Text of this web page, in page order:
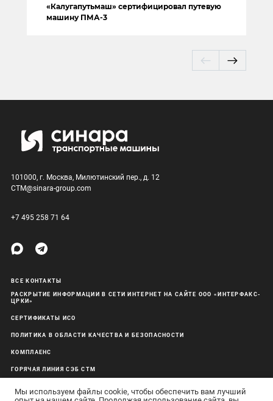
«Калугапутьмаш» сертифицировал путевую
машину ПМА-3
101000, г. Москва, Милютинский пер., д. 12
CTM@sinara-group.com
+7 495 258 71 64
ВСЕ КОНТАКТЫ
РАСКРЫТИЕ ИНФОРМАЦИИ В СЕТИ ИНТЕРНЕТ НА САЙТЕ ООО «ИНТЕРФАКС-
ЦРКИ»
СЕРТИФИКАТЫ ИСО
ПОЛИТИКА В ОБЛАСТИ КАЧЕСТВА И БЕЗОПАСНОСТИ
КОМПЛАЕНС
ГОРЯЧАЯ ЛИНИЯ СЭБ СТМ
Мы используем файлы cookie, чтобы обеспечить вам лучший